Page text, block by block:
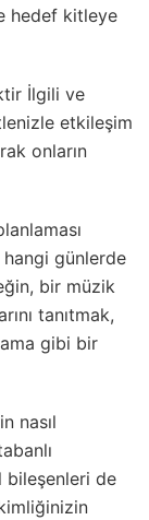
hedef kitleye
İlgili ve
etkileşim
onların
günlerde
bir müzik
tanıtmak,
gibi bir
nasıl
bileşenleri de